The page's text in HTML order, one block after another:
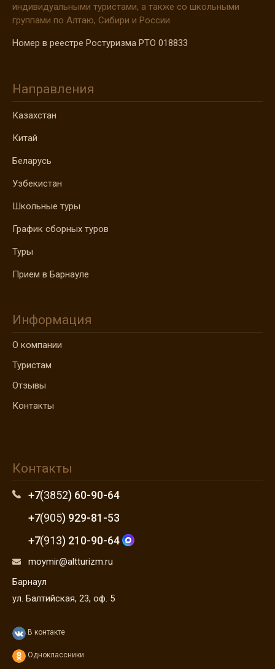
индивидуальными туристами, а также со школьными
группами по Алтаю, Сибири и России.
Номер в реестре Ростуризма РТО 018833
Направления
Казахстан
Китай
Беларусь
Узбекистан
Школьные туры
График сборных туров
Туры
Прием в Барнауле
Информация
О компании
Туристам
Отзывы
Контакты
Контакты
+7(3852) 60-90-64
+7(905) 929-81-53
+7(913) 210-90-64
moymir@altturizm.ru
Барнаул
ул. Балтийская, 23, оф. 5
В контакте
Одноклассники